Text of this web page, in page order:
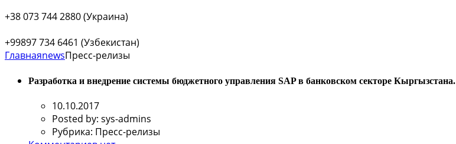
+38 073 744 2880 (Украина)
+99897 734 6461 (Узбекистан)
ГлавнаяnewsПресс-релизы
Разработка и внедрение системы бюджетного управления SAP в банковском секторе Кыргызстана.
10.10.2017
Posted by: sys-admins
Рубрика: Пресс-релизы